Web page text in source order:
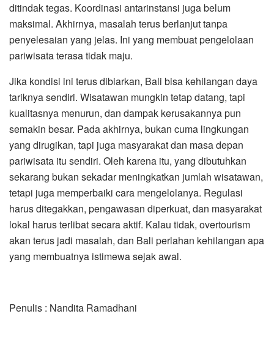
ditindak tegas. Koordinasi antarinstansi juga belum
maksimal. Akhirnya, masalah terus berlanjut tanpa
penyelesaian yang jelas. Ini yang membuat pengelolaan
pariwisata terasa tidak maju.
Jika kondisi ini terus dibiarkan, Bali bisa kehilangan daya
tariknya sendiri. Wisatawan mungkin tetap datang, tapi
kualitasnya menurun, dan dampak kerusakannya pun
semakin besar. Pada akhirnya, bukan cuma lingkungan
yang dirugikan, tapi juga masyarakat dan masa depan
pariwisata itu sendiri. Oleh karena itu, yang dibutuhkan
sekarang bukan sekadar meningkatkan jumlah wisatawan,
tetapi juga memperbaiki cara mengelolanya. Regulasi
harus ditegakkan, pengawasan diperkuat, dan masyarakat
lokal harus terlibat secara aktif. Kalau tidak, overtourism
akan terus jadi masalah, dan Bali perlahan kehilangan apa
yang membuatnya istimewa sejak awal.
Penulis : Nandita Ramadhani